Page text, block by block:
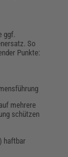
ggf.
So
Punkte:
mehrere
schützen
haftbar